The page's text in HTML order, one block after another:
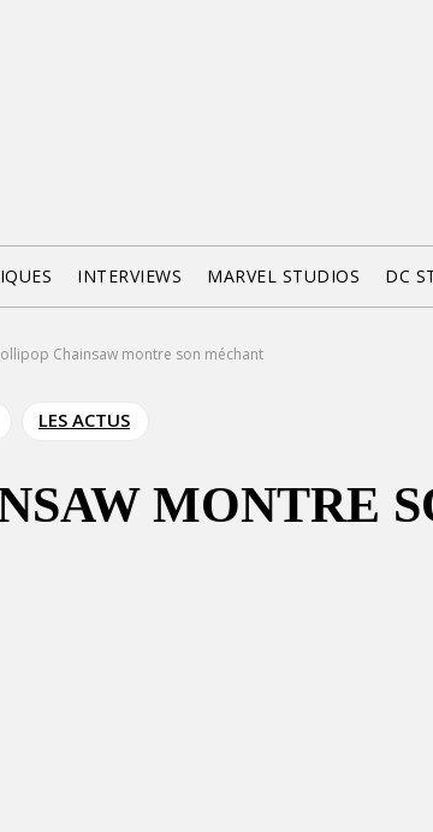
INTERVIEWS MARVEL STUDIOS DC
Chainsaw montre son méchant
LES ACTUS
MONTRE